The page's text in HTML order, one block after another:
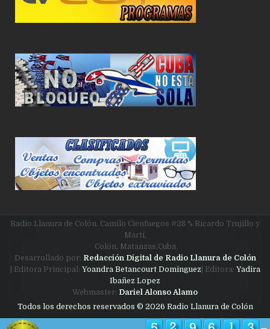
Radio Llanura de Colón. Camilo Cienfuegos #28 % Ricardo Trujillo y
Martí,
Colón, Matanzas,Cuba
Desarrollado por: Redacción Digital de Radio Llanura de Colón
| Editora Principal: Yoandra Betancourt Dominguez | Editora: Yadira
Ibañez Lopez
Webmaster: Dariel Alonso Alamo
Todos los derechos reservados © 2026 Radio Llanura de Colón